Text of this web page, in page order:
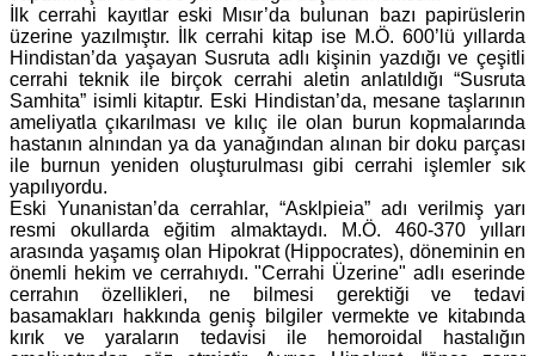
İlk cerrahi kayıtlar eski Mısır’da bulunan bazı papirüslerin
üzerine yazılmıştır. İlk cerrahi kitap ise M.Ö. 600’lü yıllarda
Hindistan’da yaşayan Susruta adlı kişinin yazdığı ve çeşitli
cerrahi teknik ile birçok cerrahi aletin anlatıldığı “Susruta
Samhita” isimli kitaptır. Eski Hindistan’da, mesane taşlarının
ameliyatla çıkarılması ve kılıç ile olan burun kopmalarında
hastanın alnından ya da yanağından alınan bir doku parçası
ile burnun yeniden oluşturulması gibi cerrahi işlemler sık
yapılıyordu.
Eski Yunanistan’da cerrahlar, “Asklpieia” adı verilmiş yarı
resmi okullarda eğitim almaktaydı. M.Ö. 460-370 yılları
arasında yaşamış olan Hipokrat (Hippocrates), döneminin en
önemli hekim ve cerrahıydı. "Cerrahi Üzerine" adlı eserinde
cerrahın özellikleri, ne bilmesi gerektiği ve tedavi
basamakları hakkında geniş bilgiler vermekte ve kitabında
kırık ve yaraların tedavisi ile hemoroidal hastalığın